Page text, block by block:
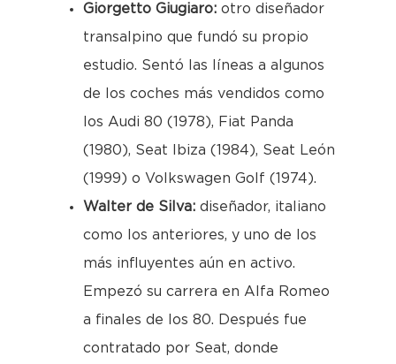
Giorgetto Giugiaro: otro diseñador
transalpino que fundó su propio
estudio. Sentó las líneas a algunos
de los coches más vendidos como
los Audi 80 (1978), Fiat Panda
(1980), Seat Ibiza (1984), Seat León
(1999) o Volkswagen Golf (1974).
Walter de Silva: diseñador, italiano
como los anteriores, y uno de los
más influyentes aún en activo.
Empezó su carrera en Alfa Romeo
a finales de los 80. Después fue
contratado por Seat, donde